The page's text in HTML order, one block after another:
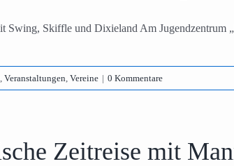
Swing, Skiffle und Dixieland Am Jugendzentrum
, Veranstaltungen, Vereine | 0 Kommentare
Zeitreise mit